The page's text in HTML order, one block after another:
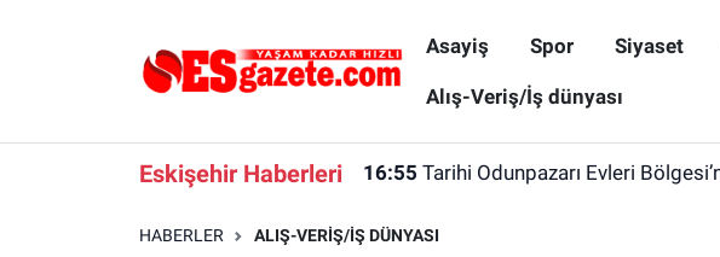
Asayiş Spor Siyaset
Alış-Veriş/İş dünyası
Eskişehir Haberleri 16:55 Tarihi Odunpazarı Evleri
HABERLER ALIŞ-VERIŞ/İŞ DÜNYASI
Eskişehir Nöbetçi Eczaneler